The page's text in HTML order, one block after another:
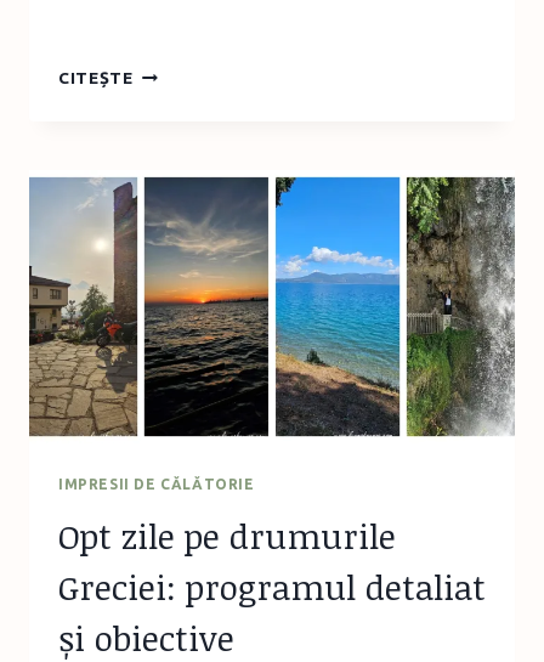
CITEȘTEVACANȚĂ
OBIECTIVE
DE
VIZITAT
PENTRU
ZILELE
ACTIVE
IMPRESII DE CĂLĂTORIE
Opt zile pe drumurile
Greciei: programul detaliat
și obiective